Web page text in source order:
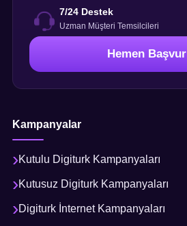
7/24 Destek
Uzman Müşteri Temsilcileri
Hemen Başvur
Kampanyalar
Kutulu Digiturk Kampanyaları
Kutusuz Digiturk Kampanyaları
Digiturk İnternet Kampanyaları